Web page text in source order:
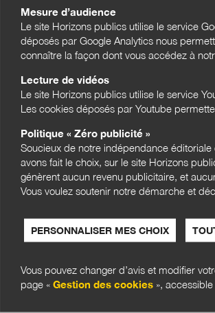
Mesure d’audience
Le site Horizons publics utilise le service
déposés par Google Analytics nous
connaître la façon dont vous accédez à
Lecture de vidéos
Le site Horizons publics utilise le service
Les cookies déposés par Youtube
Politique « Zéro publicité »
Soucieux de notre indépendance
avons fait le choix, sur le site Horizons
génèrent aucun revenu publicitaire, et
Vous voulez soutenir notre démarche et
PERSONNALISER MES CHOIX
Vous pouvez changer d’avis et modifier
page « Gestion des cookies »,